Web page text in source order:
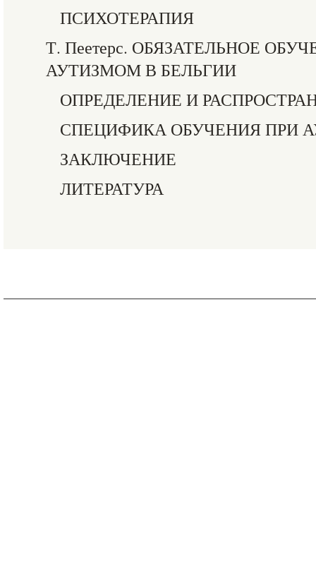
ПСИХОТЕРАПИЯ
Т. Пеетерс. ОБЯЗАТЕЛЬНОЕ
АУТИЗМОМ В БЕЛЬГИИ
ОПРЕДЕЛЕНИЕ И
СПЕЦИФИКА ОБУЧЕНИЯ ПРИ
ЗАКЛЮЧЕНИЕ
ЛИТЕРАТУРА